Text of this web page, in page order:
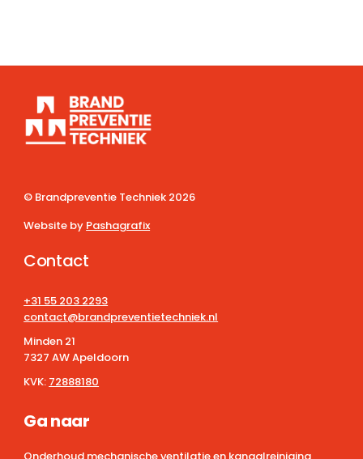
© Brandpreventie Techniek 2026
Website by Pashagrafix
Contact
+31 55 203 2293
contact@brandpreventietechniek.nl
Minden 21
7327 AW Apeldoorn
KVK: 72888180
Ga naar
Onderhoud mechanische ventilatie en kanaalreiniging